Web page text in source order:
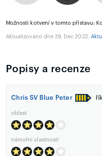
Možnosti kotvení v tomto přístavu:
Aktualizováno dne 29. Dec 2022.
Popisy a recenze
Chris SV Blue Peter
oblast
námořní vlastnosti